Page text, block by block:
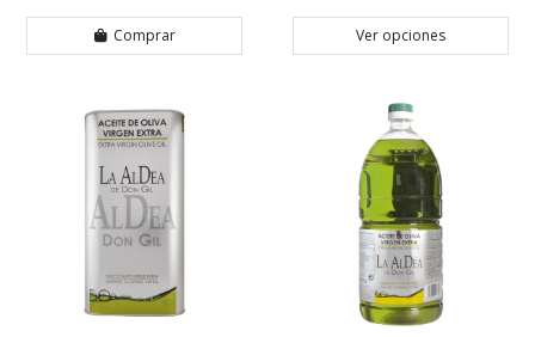
Comprar Ver opciones